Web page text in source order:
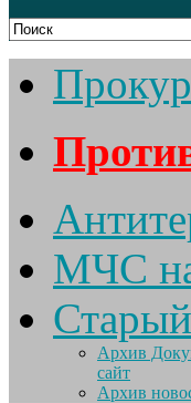
МЧС
Архив
сайт
Архив